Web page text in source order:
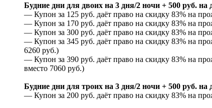
Будние дни для двоих на 3 дня/2 ночи + 500 руб. на
— Купон за 125 руб. даёт право на скидку 83% на
— Купон за 170 руб. даёт право на скидку 83% на
— Купон за 300 руб. даёт право на скидку 83% на
— Купон за 345 руб. даёт право на скидку 83% на
6260 руб.)
— Купон за 390 руб. даёт право на скидку 83% на
вместо 7060 руб.)
Будние дни для троих на 3 дня/2 ночи + 500 руб. на
— Купон за 200 руб. даёт право на скидку 83% на